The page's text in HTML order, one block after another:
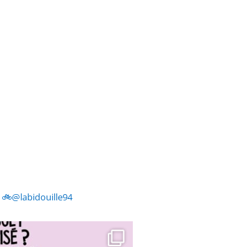
🚲@labidouille94